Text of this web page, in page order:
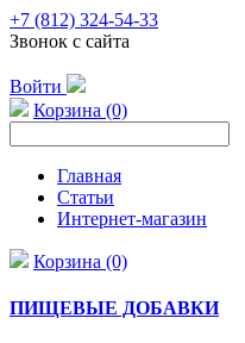
+7 (812) 324-54-33
Звонок с сайта
Войти
Корзина (0)
Главная
Статьи
Интернет-магазин
Корзина (0)
ПИЩЕВЫЕ ДОБАВКИ